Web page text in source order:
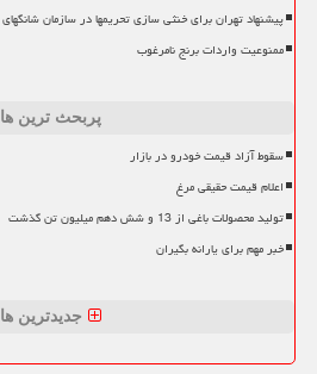
پیشنهاد تهران برای خنثی سازی تحریمها در سازمان شانگهای
ممنوعیت واردات برنج نامرغوب
پربحث ترین ها
سقوط آزاد قیمت خودرو در بازار
اعلام قیمت حقیقی مرغ
تولید محصولات باغی از 13 و شش دهم میلیون تن گذشت
خبر مهم برای یارانه بگیران
جدیدترین ها